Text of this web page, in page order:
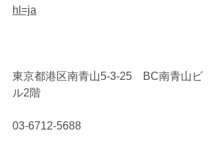
hl=ja
東京都港区南青山5-3-25　BC南青山ビ
ル2階
03-6712-5688